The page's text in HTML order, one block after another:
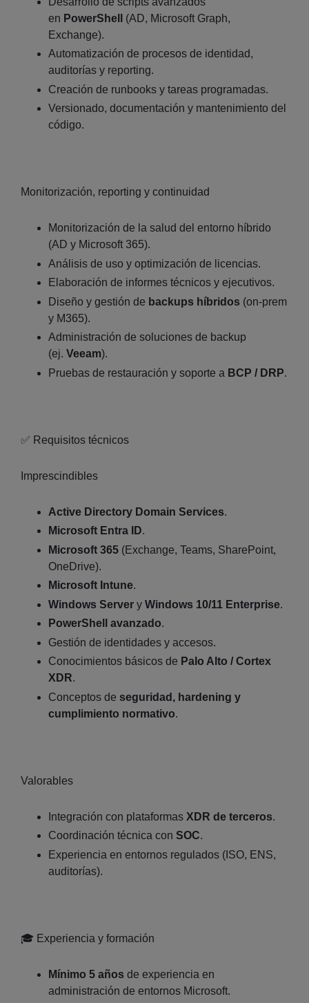
en PowerShell
(AD, Microsoft Graph,
Exchange).
Automatización de procesos de identidad,
auditorías y reporting.
Creación de runbooks y tareas programadas.
Versionado, documentación y mantenimiento del
código.
Monitorización, reporting y continuidad
Monitorización de la salud del entorno híbrido
(AD y Microsoft 365).
Análisis de uso y optimización de licencias.
Elaboración de informes técnicos y ejecutivos.
Diseño y gestión de backups híbridos (on‑prem
y M365).
Administración de soluciones de backup
(ej. Veeam).
Pruebas de restauración y soporte a BCP / DRP.
✅ Requisitos técnicos
Imprescindibles
Active Directory Domain Services.
Microsoft Entra ID.
Microsoft 365 (Exchange, Teams, SharePoint,
OneDrive).
Microsoft Intune.
Windows Server y Windows 10/11 Enterprise.
PowerShell avanzado.
Gestión de identidades y accesos.
Conocimientos básicos de Palo Alto / Cortex
XDR.
Conceptos de seguridad, hardening y
cumplimiento normativo.
Valorables
Integración con plataformas XDR de terceros.
Coordinación técnica con SOC.
Experiencia en entornos regulados (ISO, ENS,
auditorías).
🎓 Experiencia y formación
Mínimo 5 años de experiencia en
administración de entornos Microsoft.